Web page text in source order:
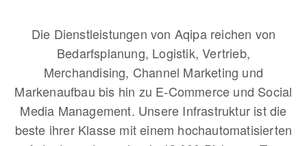
Die Dienstleistungen von Aqipa reichen von
Bedarfsplanung, Logistik, Vertrieb,
Merchandising, Channel Marketing und
Markenaufbau bis hin zu E-Commerce und Social
Media Management. Unsere Infrastruktur ist die
beste ihrer Klasse mit einem hochautomatisierten